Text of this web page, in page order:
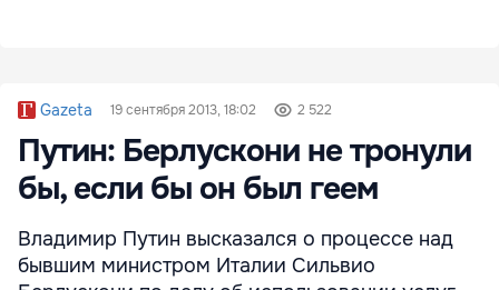
Gazeta 19 сентября 2013, 18:02 2 522
Путин: Берлускони не тронули
бы, если бы он был геем
Владимир Путин высказался о процессе над
бывшим министром Италии Сильвио